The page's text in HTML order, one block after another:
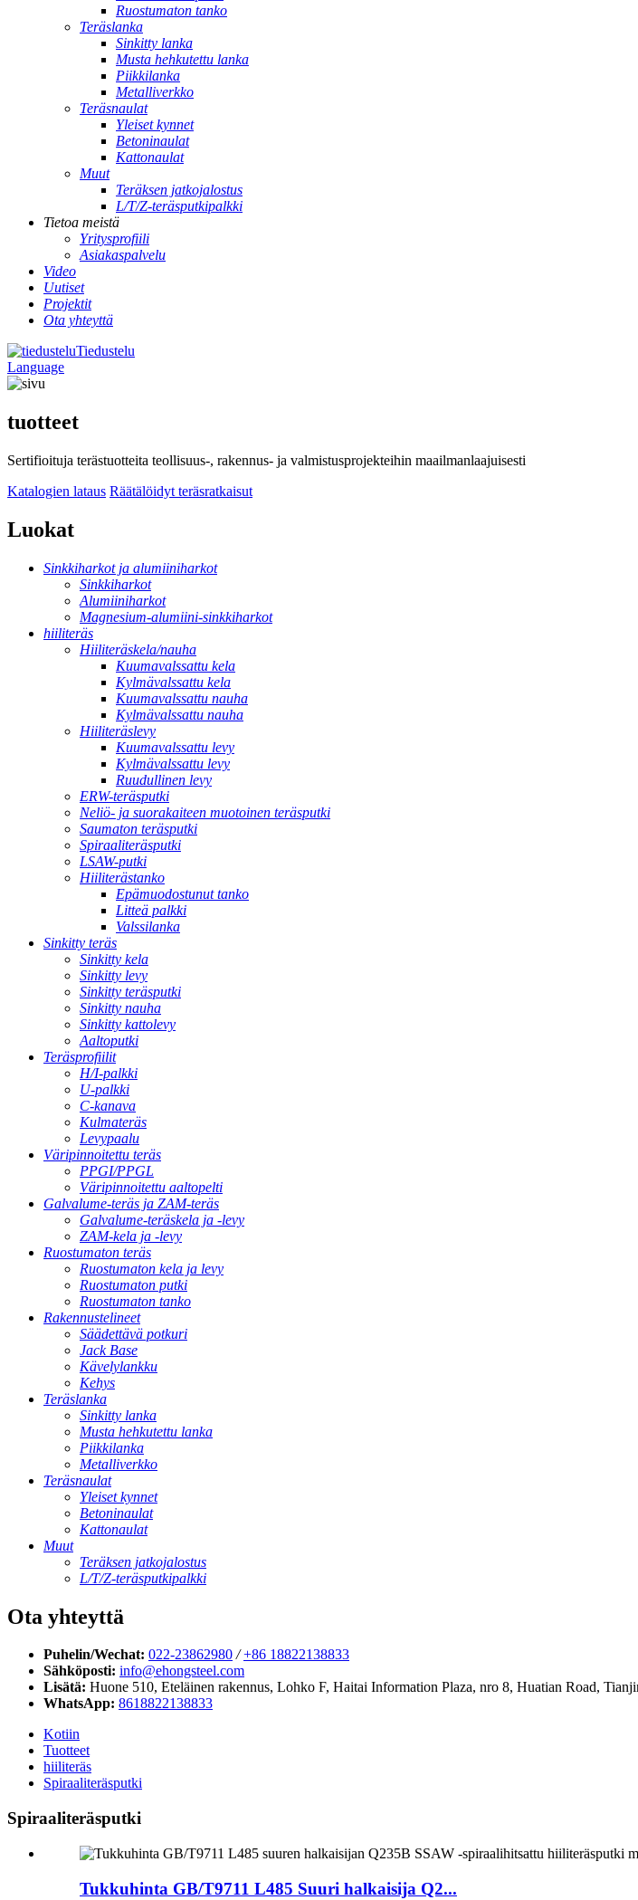
Ruostumaton tanko
Teräslanka
Sinkitty lanka
Musta hehkutettu lanka
Piikkilanka
Metalliverkko
Teräsnaulat
Yleiset kynnet
Betoninaulat
Kattonaulat
Muut
Teräksen jatkojalostus
L/T/Z-teräsputkipalkki
Tietoa meistä
Yritysprofiili
Asiakaspalvelu
Video
Uutiset
Projektit
Ota yhteyttä
Tiedustelu
Language
tuotteet
Sertifioituja terästuotteita teollisuus-, rakennus- ja valmistusprojekteihin maailmanlaajuisesti
Katalogien lataus Räätälöidyt teräsratkaisut
Luokat
Sinkkiharkot ja alumiiniharkot
Sinkkiharkot
Alumiiniharkot
Magnesium-alumiini-sinkkiharkot
hiiliteräs
Hiiliteräskela/nauha
Kuumavalssattu kela
Kylmävalssattu kela
Kuumavalssattu nauha
Kylmävalssattu nauha
Hiiliteräslevy
Kuumavalssattu levy
Kylmävalssattu levy
Ruudullinen levy
ERW-teräsputki
Neliö- ja suorakaiteen muotoinen teräsputki
Saumaton teräsputki
Spiraaliteräsputki
LSAW-putki
Hiiliterästanko
Epämuodostunut tanko
Litteä palkki
Valssilanka
Sinkitty teräs
Sinkitty kela
Sinkitty levy
Sinkitty teräsputki
Sinkitty nauha
Sinkitty kattolevy
Aaltoputki
Teräsprofiilit
H/I-palkki
U-palkki
C-kanava
Kulmateräs
Levypaalu
Väripinnoitettu teräs
PPGI/PPGL
Väripinnoitettu aaltopelti
Galvalume-teräs ja ZAM-teräs
Galvalume-teräskela ja -levy
ZAM-kela ja -levy
Ruostumaton teräs
Ruostumaton kela ja levy
Ruostumaton putki
Ruostumaton tanko
Rakennustelineet
Säädettävä potkuri
Jack Base
Kävelylankku
Kehys
Teräslanka
Sinkitty lanka
Musta hehkutettu lanka
Piikkilanka
Metalliverkko
Teräsnaulat
Yleiset kynnet
Betoninaulat
Kattonaulat
Muut
Teräksen jatkojalostus
L/T/Z-teräsputkipalkki
Ota yhteyttä
Puhelin/Wechat: 022-23862980 / +86 18822138833
Sähköposti: info@ehongsteel.com
Lisätä: Huone 510, Eteläinen rakennus, Lohko F, ​​Haitai Information Plaza, nro 8, Huatian Road,
WhatsApp: 8618822138833
Kotiin
Tuotteet
hiiliteräs
Spiraaliteräsputki
Spiraaliteräsputki
Tukkuhinta GB/T9711 L485 Suuri halkaisija Q2...